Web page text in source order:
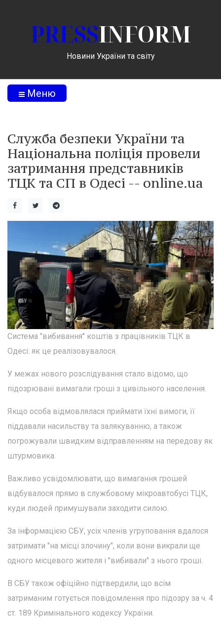
PRESSINFORM
Новини України та світу
Меню
Служба безпеки України та
Національна поліція провели
затримання представників
ТЦК та СП в Одесі -- online.ua
Система "вибивання" коштів з працівників ТЦК в
Одесі: як це реалізовувалося.
У межах нового розслідування стало відомо, що
підозрювані вимагали гроші з цивільного населення.
Якщо особа відмовлялася приймати їхні вимоги, її
піддавали насильству та залякуванню, а також
погрожували швидким відправленням на передову як
штурмовика.
Важливо усвідомлювати, що вимагання грошей
відбувалося прямо в службовому мікроавтобусі ТЦК,
куди людей примушували заходити силою.
За інформацією СБУ, усіх членів угруповання вдалося
затримати "на місці злочину", коли вони викрали ще
одного місцевого жителя і "вибивали" з нього гроші.
В СБУ також офіційно підтвердили, що всім
затриманим готується повідомлення про підозру за ч. 4
ст. 189 Кримінального кодексу України.